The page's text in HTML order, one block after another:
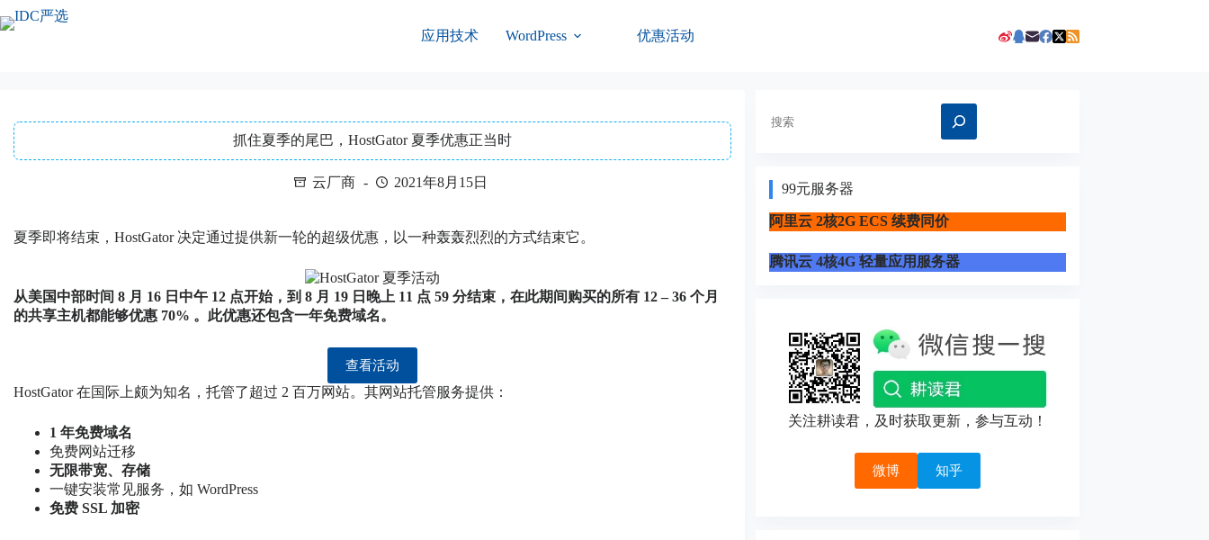
至
应用技术 WordPress 优惠活动
抓住夏季的尾巴，HostGator 夏季优惠正当时
云厂商 2021年8月15日
夏季即将结束，HostGator 决定通过提供新一轮的超级优惠，以一种轰轰烈烈的方式结束它。
从美国中部时间 8 月 16 日中午 12 点开始，到 8 月 19 日晚上 11 点 59 分结束，在此期间购买的所有 12 – 36 个月
的共享主机都能够优惠 70% 。此优惠还包含一年免费域名。
查看活动
HostGator 在国际上颇为知名，托管了超过 2 百万网站。其网站托管服务提供：
1 年免费域名
免费网站迁移
无限带宽、存储
一键安装常见服务，如 WordPress
免费 SSL 加密
索
99元服务器
阿里云 2核2G ECS 续费同价
腾讯云 4核4G 轻量应用服务器
关注耕读君，及时获取更新，参与互动！
微博 知乎